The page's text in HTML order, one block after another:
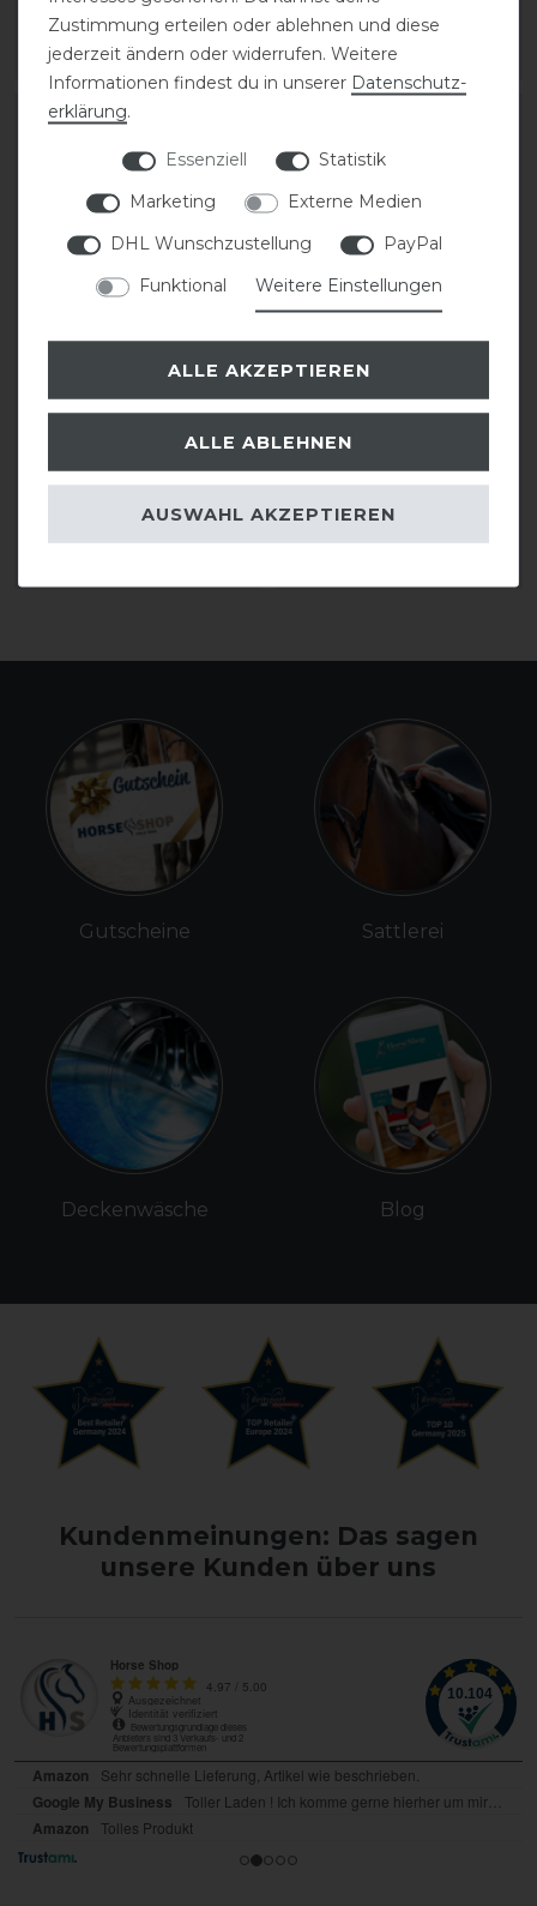
Paar
ARTIKEL MERKEN
Paar
ARTIKEL MERKEN
Eskadron Basics
69,95 € *
Eskadron Basics
69,95 € *
1 Paar
Gutscheine
Deckenwäsche
Sattlerei
Blog
Kundenmeinungen: Das sagen
unsere Kunden über uns
Zustimmung erteilen oder ablehnen und diese
jederzeit ändern oder widerrufen. Weitere
Informationen findest du in unserer Daten­schutz­
erklärung.
Essenziell
Statistik
Marketing
Externe Medien
DHL Wunschzustellung
PayPal
Funktional
Weitere Einstellungen
ALLE AKZEPTIEREN
ALLE ABLEHNEN
AUSWAHL AKZEPTIEREN